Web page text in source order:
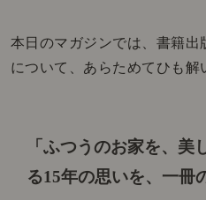
本日のマガジンでは、書籍出
について、あらためてひも解
「ふつうのお家を、美
る15年の思いを、一冊